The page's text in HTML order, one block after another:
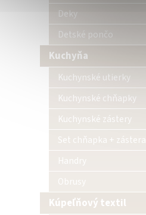
Deky
Detské pončo
Kuchyňa
Kuchynské utierky
Kuchynské chňapky
Kuchynské zástery
Set chňapka + zástera
Handry
Obrusy
Kúpeľňový textil